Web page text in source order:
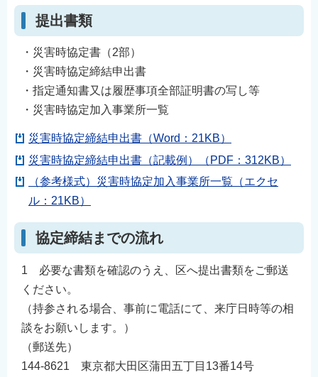
提出書類
・災害時協定書（2部）
・災害時協定締結申出書
・指定通知書又は履歴事項全部証明書の写し等
・災害時協定加入事業所一覧
災害時協定締結申出書（Word：21KB）
災害時協定締結申出書（記載例）（PDF：312KB）
（参考様式）災害時協定加入事業所一覧（エクセ
ル：21KB）
協定締結までの流れ
1 必要な書類を確認のうえ、区へ提出書類をご郵送
ください。
（持参される場合、事前に電話にて、来庁日時等の相
談をお願いします。）
（郵送先）
144-8621 東京都大田区蒲田五丁目13番14号
नेपाली
Filipino